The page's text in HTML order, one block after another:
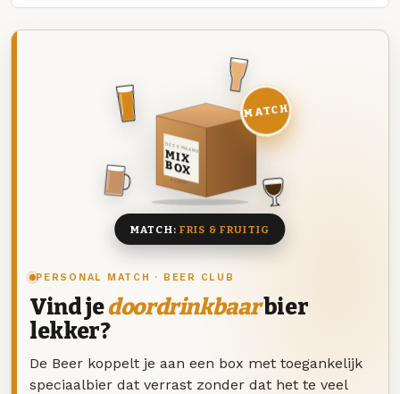
PERSONAL MATCH · BEER CLUB
Vind jedoordrinkbaarbier
lekker?
De Beer koppelt je aan een box met toegankelijk
speciaalbier dat verrast zonder dat het te veel
DEZE MAAND
MIX
BOX
8 BIEREN
MATCH
MATCH: FRIS & FRUITIG